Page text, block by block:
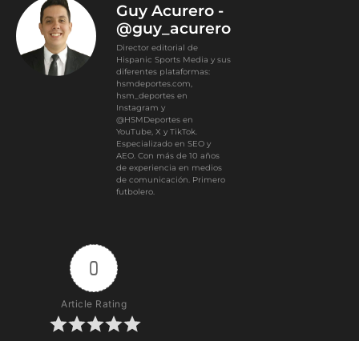
Guy Acurero -
@guy_acurero
Director editorial de
Hispanic Sports Media y sus
diferentes plataformas:
hsmdeportes.com,
hsm_deportes en
Instagram y
@HSMDeportes en
YouTube, X y TikTok.
Especializado en SEO y
AEO. Con más de 10 años
de experiencia en medios
de comunicación. Primero
futbolero.
0
Article Rating